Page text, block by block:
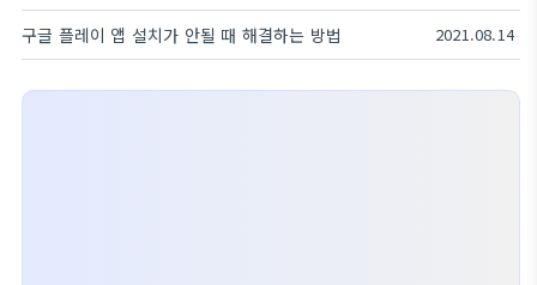
구글 플레이 앱 설치가 안될 때 해결하는 방법 2021.08.14